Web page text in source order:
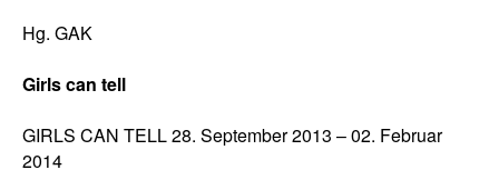
Hg. GAK
Girls can tell
GIRLS CAN TELL 28. September 2013 – 02. Februar
2014